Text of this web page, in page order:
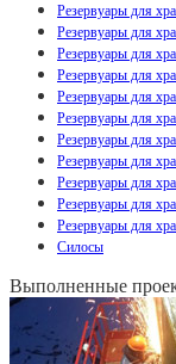
Резервуары для
Резервуары для
Резервуары для
Резервуары для
Резервуары для
Резервуары для
Резервуары для
Резервуары для
Резервуары для
Резервуары для
Резервуары для
Силосы
Выполненные